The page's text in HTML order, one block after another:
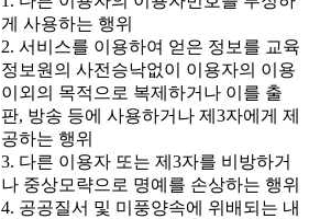
게 사용하는 행위
2. 서비스를 이용하여 얻은 정보를 교육
정보원의 사전승낙없이 이용자의 이용
이외의 목적으로 복제하거나 이를 출
판, 방송 등에 사용하거나 제3자에게 제
공하는 행위
3. 다른 이용자 또는 제3자를 비방하거
나 중상모략으로 명예를 손상하는 행위
4. 공공질서 및 미풍양속에 위배되는 내